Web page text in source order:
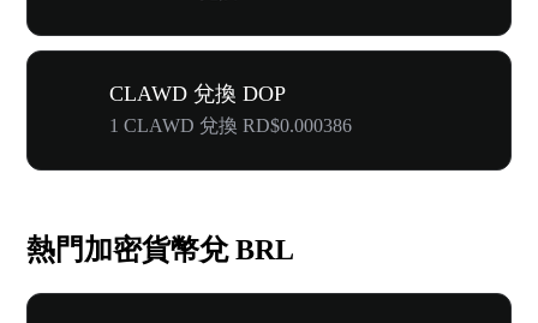
CLAWD 兌換 DOP
1 CLAWD 兌換 RD$0.000386
熱門加密貨幣兌 BRL